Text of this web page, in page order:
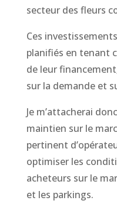
secteur des fleurs
Ces
planifiés en tenant
de leur
sur la demande et
Je m’attacherai
maintien sur le
pertinent
optimiser les
acheteurs sur le
et les parkings.